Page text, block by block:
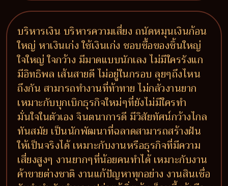
บริหารเงิน บริหารความเสี่ยง ถนัดหมุนเงินก้อน
ใหญ่ หาเงินเก่ง ใช้เงินเก่ง ชอบซื้อของชิ้นใหญ่
ใจใหญ่ ใจกว้าง มีมาดแบบนักเลง ไม่มีใครรังแก
มีอิทธิพล เส้นสายดี ไม่อยู่ในกรอบ ลุยๆถึงไหน
ถึงกัน สามารถทำงานที่ท้าทาย ไม่กลัวงานยาก
เหมาะกับบุกเบิกธุรกิจใหม่ๆที่ยังไม่มีใครทำ
มั่นใจในตัวเอง จินตนาการดี มีวิสัยทัศน์กว้างไกล
ทันสมัย เป็นนักพัฒนาที่ฉลาดสามารถสร้างฝัน
ให้เป็นจริงได้ เหมาะกับงานหรือธุรกิจที่มีความ
เสี่ยงสูงๆ งานยากๆที่น้อยคนทำได้ เหมาะกับงาน
ค้าขายต่างชาติ งานแก้ปัญหาทุกอย่าง งานสินเชื่อ